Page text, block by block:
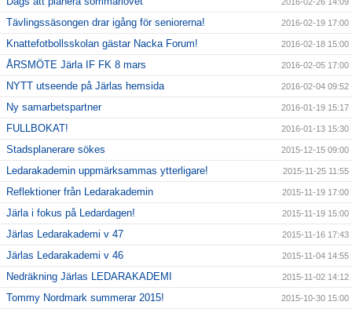
Tävlingssäsongen drar igång för seniorerna! 2016-02-19 17:00
Knattefotbollsskolan gästar Nacka Forum! 2016-02-18 15:00
ÅRSMÖTE Järla IF FK 8 mars 2016-02-05 17:00
NYTT utseende på Järlas hemsida 2016-02-04 09:52
Ny samarbetspartner 2016-01-19 15:17
FULLBOKAT! 2016-01-13 15:30
Stadsplanerare sökes 2015-12-15 09:00
Ledarakademin uppmärksammas ytterligare! 2015-11-25 11:55
Reflektioner från Ledarakademin 2015-11-19 17:00
Järla i fokus på Ledardagen! 2015-11-19 15:00
Järlas Ledarakademi v 47 2015-11-16 17:43
Järlas Ledarakademi v 46 2015-11-04 14:55
Nedräkning Järlas LEDARAKADEMI 2015-11-02 14:12
Tommy Nordmark summerar 2015! 2015-10-30 15:00